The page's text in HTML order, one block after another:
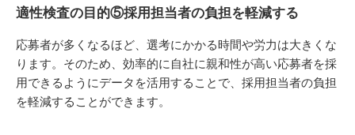
適性検査の目的⑤採用担当者の負担を軽減する
応募者が多くなるほど、選考にかかる時間や労力は大きくな
ります。そのため、効率的に自社に親和性が高い応募者を採
用できるようにデータを活用することで、採用担当者の負担
を軽減することができます。